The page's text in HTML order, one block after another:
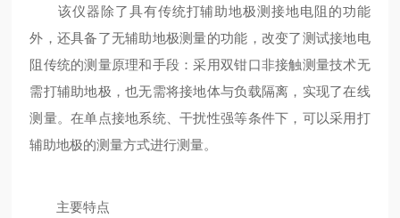
该仪器除了具有传统打辅助地极测接地电阻的功能
外，还具备了无辅助地极测量的功能，改变了测试接地电
阻传统的测量原理和手段：采用双钳口非接触测量技术无
需打辅助地极，也无需将接地体与负载隔离，实现了在线
测量。在单点接地系统、干扰性强等条件下，可以采用打
辅助地极的测量方式进行测量。
主要特点